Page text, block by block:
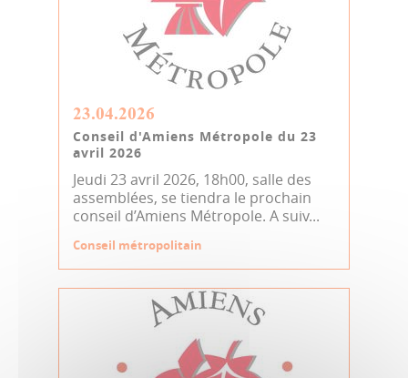
23.04.2026
Conseil d'Amiens Métropole du 23
avril 2026
Jeudi 23 avril 2026, 18h00, salle des
assemblées, se tiendra le prochain
conseil d’Amiens Métropole. A suiv...
Conseil métropolitain